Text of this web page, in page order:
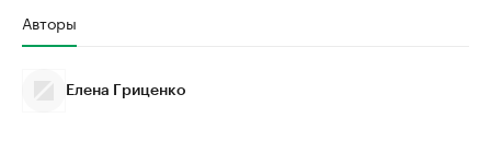
Авторы
Елена Гриценко